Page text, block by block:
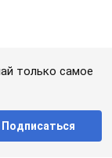
только самое
Подписаться